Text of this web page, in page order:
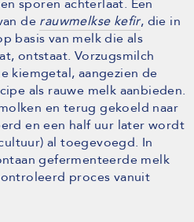
sporen achterlaat. Een
de rauwmelkse kefir, die in
basis van melk die als
ontstaat. Vorzugsmilch
kiemgetal, aangezien de
als rauwe melk aanbieden.
en terug gekoeld naar
en een half uur later wordt
al toegevoegd. In
gefermenteerde melk
proces vanuit